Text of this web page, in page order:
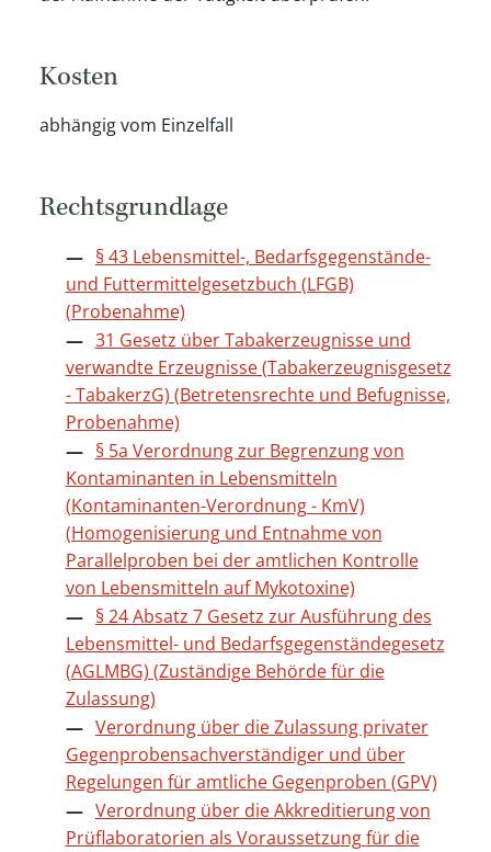
Kosten
abhängig vom Einzelfall
Rechtsgrundlage
§ 43 Lebensmittel-, Bedarfsgegenstände-
und Futtermittelgesetzbuch (LFGB)
(Probenahme)
31 Gesetz über Tabakerzeugnisse und
verwandte Erzeugnisse (Tabakerzeugnisgesetz
- TabakerzG) (Betretensrechte und Befugnisse,
Probenahme)
§ 5a Verordnung zur Begrenzung von
Kontaminanten in Lebensmitteln
(Kontaminanten-Verordnung - KmV)
(Homogenisierung und Entnahme von
Parallelproben bei der amtlichen Kontrolle
von Lebensmitteln auf Mykotoxine)
§ 24 Absatz 7 Gesetz zur Ausführung des
Lebensmittel- und Bedarfsgegenständegesetz
(AGLMBG) (Zuständige Behörde für die
Zulassung)
Verordnung über die Zulassung privater
Gegenprobensachverständiger und über
Regelungen für amtliche Gegenproben (GPV)
Verordnung über die Akkreditierung von
Prüflaboratorien als Voraussetzung für die